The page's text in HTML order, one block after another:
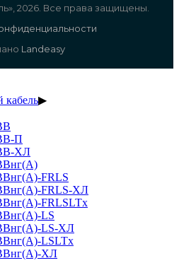
2026. Все права защищены.
Landeasy
кабель▶
П
ХЛ
FRLS
FRLS-ХЛ
FRLSLTx
LS
LS-ХЛ
LSLTx
ХЛ